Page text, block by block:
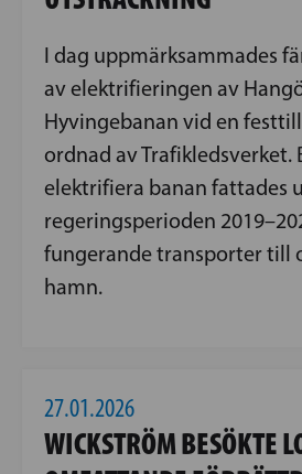
I dag uppmärksammades
av elektrifieringen av
Hyvingebanan vid en
ordnad av Trafikledsverket.
elektrifiera banan fattades
regeringsperioden
fungerande transporter till
hamn.
27.01.2026
WICKSTRÖM BESÖKTE